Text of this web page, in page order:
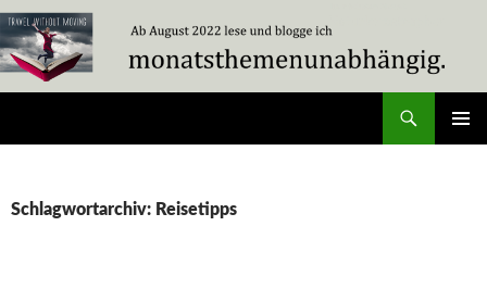
Zum
Inhalt
springen
Schlagwortarchiv: Reisetipps